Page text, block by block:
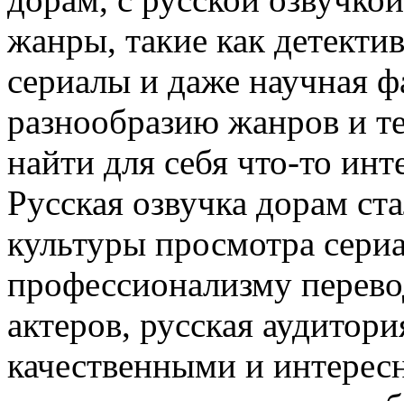
жанры, такие как
сериалы и даже научная
разнообразию жанров и
найти для себя что-то
Русская озвучка дорам
культуры просмотра
профессионализму
актеров, русская
качественными и